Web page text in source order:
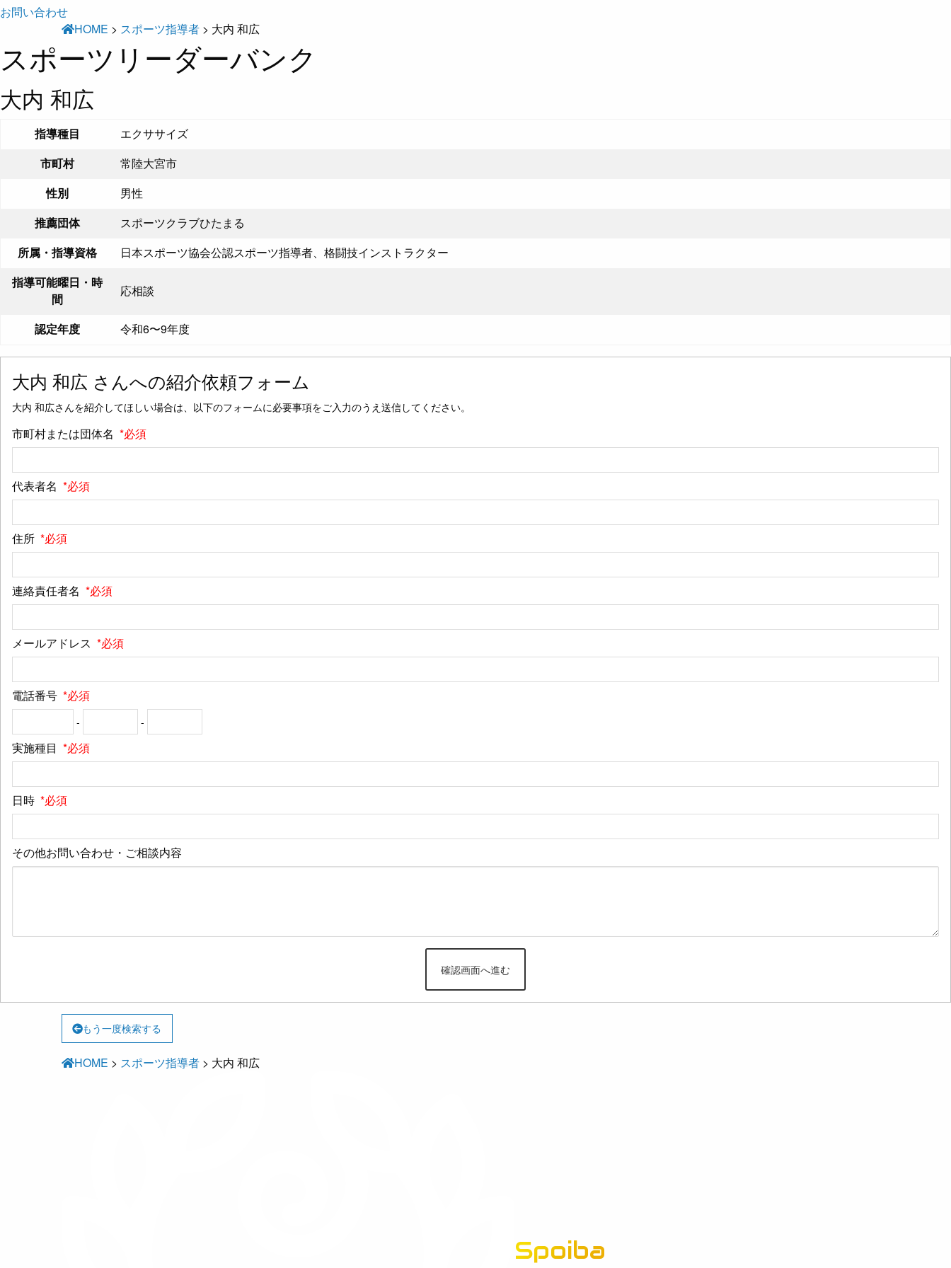
お問い合わせ
HOME > スポーツ指導者 > 大内 和広
スポーツリーダーバンク
大内 和広
指導種目
エクササイズ
市町村
常陸大宮市
性別
男性
推薦団体
スポーツクラブひたまる
所属・指導資格
日本スポーツ協会公認スポーツ指導者、格闘技インストラクター
指導可能曜日・時
間
応相談
認定年度 令和6〜9年度
大内 和広 さんへの紹介依頼フォーム
大内 和広さんを紹介してほしい場合は、以下のフォームに必要事項をご入力のうえ送信してください。
市町村または団体名 *必須
代表者名 *必須
住所 *必須
連絡責任者名 *必須
メールアドレス *必須
電話番号 *必須
- -
実施種目 *必須
日時 *必須
その他お問い合わせ・ご相談内容
もう一度検索する
HOME > スポーツ指導者 > 大内 和広
Spoiba